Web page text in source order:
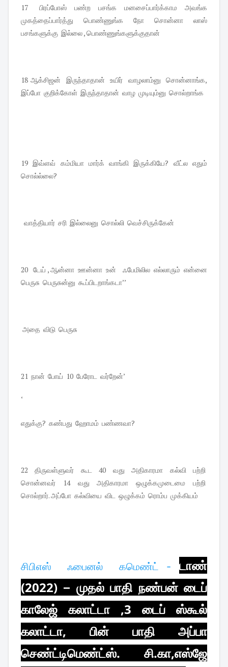
17   பிரப்போஸ்  பண்ற  பசங்க  மனசைப்பார்க்காம  அவங்க
முகத்தைப்பார்த்து  பொண்ணுங்க  நோ  சொன்னா  லாஸ்
பசங்களுக்கு  இல்லை , பொண்ணுங்களுக்குதான்
18 ஆக்சிஜன்  இருந்தாதான்  உயிர்  வாழலாம்னு  சொன்னாங்க,
இப்போ  குறிக்கோள்  இருந்தாதான்  வாழ  முடியும்னு  சொல்றாங்க
19  இவ்ளவ்  கம்மியா  மார்க்  வாங்கி  இருக்கியே?  வீட்ல  எதும்
சொல்ல்லை?
  வாத்தியார்  சரி  இல்லைனு  சொல்லி  வெச்சிருக்கேன்
20   டேய் , ஆன்னா  ஊன்னா  உன்    ஃபேமிலில  எல்லாரும்  என்னை
பெருசு  பெருசுன்னு  கூப்பிடறாங்கடா’’
அதை  விடு  பெருசு
21  நான்  போய்  10  பேரோட  வர்றேன்’
‘
எதுக்கு? கண்பது ஹோமம் பண்ணவா?
22 திருவள்ளுவர் கூட 40 வது அதிகாரமா கல்வி பற்றி
சொன்னவர் 14 வது அதிகாரமா ஒழுக்கமுடைமை பற்றி
சொல்றார். அப்போ கல்வியை விட ஒழுக்கம் ரொம்ப முக்கியம்
சிபிஎஸ்  ஃபைனல்  கமெண்ட் - டாண்
(2022) − முதல் பாதி நண்பன் டைப்
காலேஜ் கலாட்டா ,3 டைப் ஸ்கூல்
கலாட்டா, பின் பாதி அப்பா
செண்ட்டிமெண்ட்ஸ். சி.கா,எஸ்ஜே